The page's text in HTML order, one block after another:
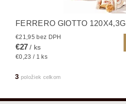
FERRERO GIOTTO 120X4,3G
€21,95 bez DPH
€27/ ks
€0,23 / 1 ks
3 položiek celkom